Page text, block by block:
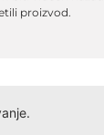
proizvod.